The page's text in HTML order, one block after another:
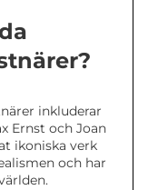
inkluderar
Ernst och Joan
ikoniska verk
och har